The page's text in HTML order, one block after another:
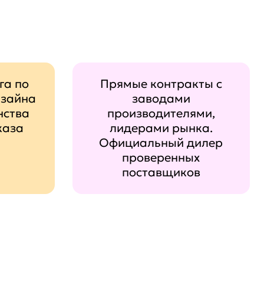
по
Прямые контракты с
заводами
производителями,
лидерами рынка.
Официальный дилер
проверенных
поставщиков